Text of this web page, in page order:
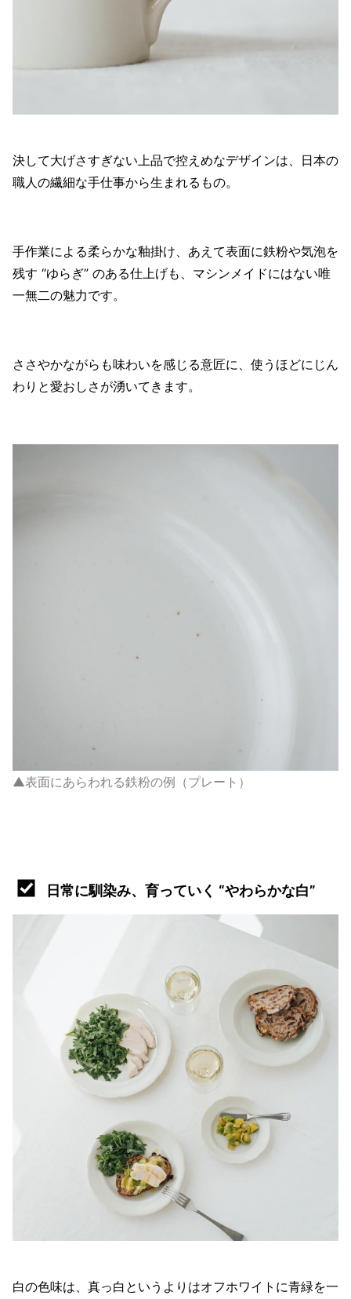
決して大げさすぎない上品で控えめなデザインは、日本の
職人の繊細な手仕事から生まれるもの。
手作業による柔らかな釉掛け、あえて表面に鉄粉や気泡を
残す “ゆらぎ” のある仕上げも、マシンメイドにはない唯
一無二の魅力です。
ささやかながらも味わいを感じる意匠に、使うほどにじん
わりと愛おしさが湧いてきます。
▲表面にあらわれる鉄粉の例（プレート）
日常に馴染み、育っていく “やわらかな白”
白の色味は、真っ白というよりはオフホワイトに青緑を一